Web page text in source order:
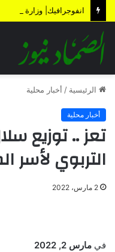
الرئيسية / أخبار محلية
أخبار محلية
تعز .. توزيع
التربوي لأسر
2 مارس، 2022
في مارس 2, 2022